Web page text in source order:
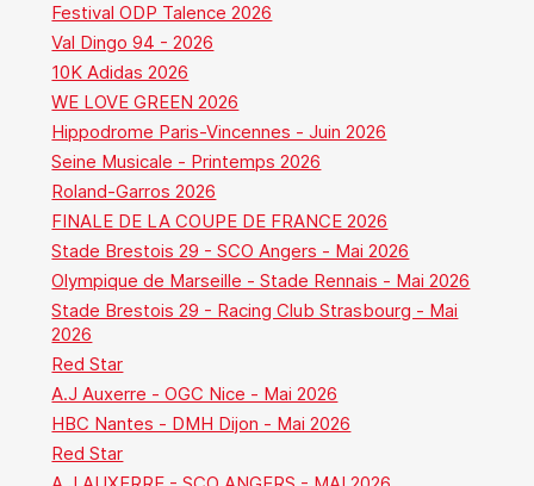
Festival ODP Talence 2026
Val Dingo 94 - 2026
10K Adidas 2026
WE LOVE GREEN 2026
Hippodrome Paris-Vincennes - Juin 2026
Seine Musicale - Printemps 2026
Roland-Garros 2026
FINALE DE LA COUPE DE FRANCE 2026
Stade Brestois 29 - SCO Angers - Mai 2026
Olympique de Marseille - Stade Rennais - Mai 2026
Stade Brestois 29 - Racing Club Strasbourg - Mai
2026
Red Star
A.J Auxerre - OGC Nice - Mai 2026
HBC Nantes - DMH Dijon - Mai 2026
Red Star